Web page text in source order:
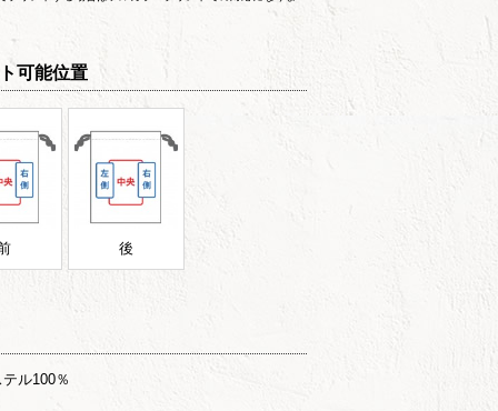
可能位置
後
ル100％